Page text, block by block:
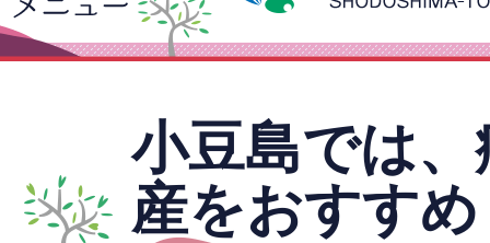
小豆島では
産をおすす